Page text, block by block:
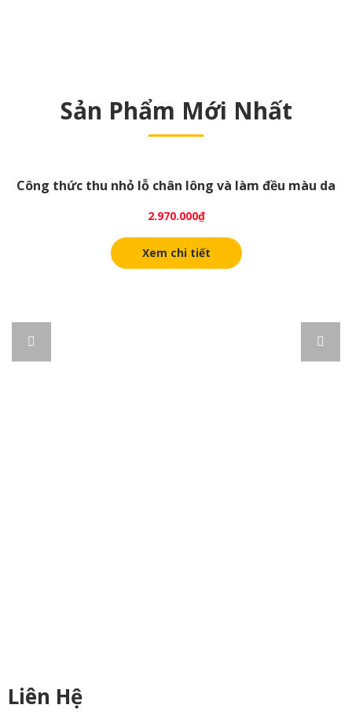
Sản Phẩm Mới Nhất
Công thức thu nhỏ lỗ chân lông và làm đều màu da
2.970.000₫
Xem chi tiết
Liên Hệ